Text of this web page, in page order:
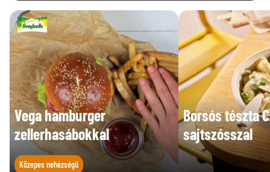
Vega hamburger
zellerhasábokkal
Közepes nehézségű
Borsós tészta
sajtszósszal